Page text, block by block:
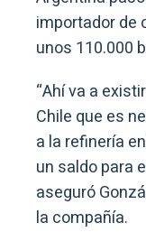
importador de
unos 110.000
“Ahí va a
Chile que es
a la refinería
un saldo para
aseguró
la compañía.